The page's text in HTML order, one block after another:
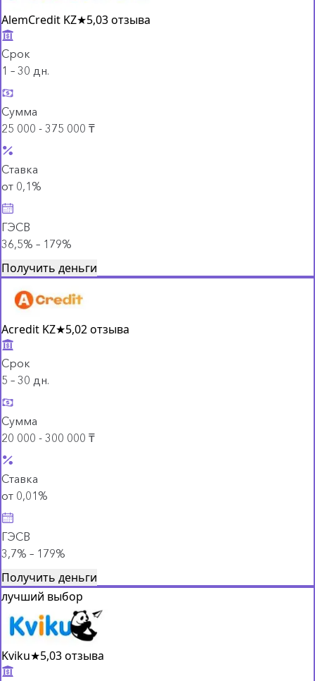
AlemCredit KZ★5,03 отзыва
Срок
1 – 30 дн.
Сумма
25 000 - 375 000 ₸
Ставка
от 0,1%
ГЭСВ
36,5% – 179%
Получить деньги
Acredit KZ★5,02 отзыва
Срок
5 – 30 дн.
Сумма
20 000 - 300 000 ₸
Ставка
от 0,01%
ГЭСВ
3,7% – 179%
Получить деньги
лучший выбор
Kviku★5,03 отзыва